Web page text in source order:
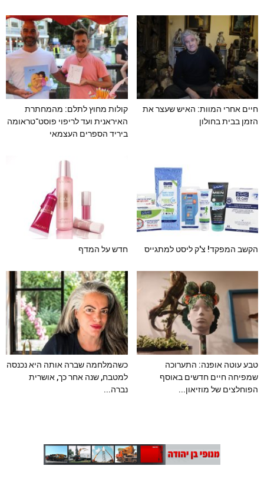
חיים אחרי המוות: האיש שעצר את
הזמן בבית בחולון
קולות מחוץ לתלם: מהמחתרת
האיראנית ועד לריפוי פוסט־טראומה
ביריד הספרים העצמאי
הקשב המפקד! צ'ק ליסט למתגייס חדש על המדף
טבע עוטה אופנה: התערוכה
שמפיחה חיים חדשים באוסף
הפוחלצים של מוזיאון...
כשהמלחמה שברה אותה היא נכנסה
למטבח, שנה אחר כך, אושרית
נברה...